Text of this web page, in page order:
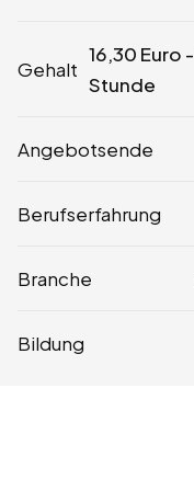
Gehalt
16,30 Euro -
Stunde
Angebotsende
Berufserfahrung
Branche
Bildung